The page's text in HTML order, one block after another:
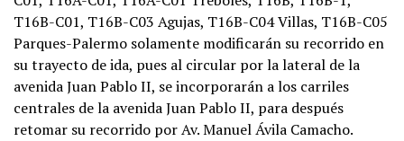
T16B-C01, T16B-C03 Agujas, T16B-C04 Villas, T16B-C05
Parques-Palermo solamente modificarán su recorrido en
su trayecto de ida, pues al circular por la lateral de la
avenida Juan Pablo II, se incorporarán a los carriles
centrales de la avenida Juan Pablo II, para después
retomar su recorrido por Av. Manuel Ávila Camacho.